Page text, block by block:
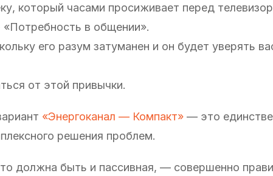
который часами просиживает перед
«Потребность в общении».
его разум затуманен и он будет уверять
от этой привычки.
«Энергоканал — Компакт» — это
решения проблем.
должна быть и пассивная, — совершенно